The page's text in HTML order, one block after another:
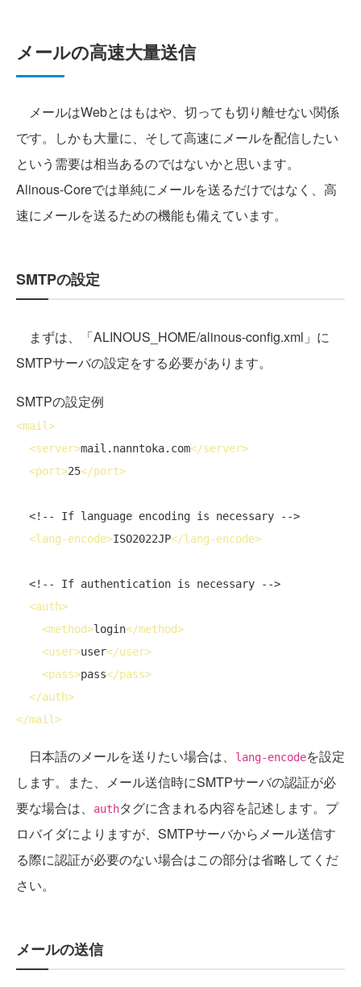
メールの高速大量送信
メールはWebとはもはや、切っても切り離せない関係
です。しかも大量に、そして高速にメールを配信したい
という需要は相当あるのではないかと思います。
Alinous-Coreでは単純にメールを送るだけではなく、高
速にメールを送るための機能も備えています。
SMTPの設定
まずは、「ALINOUS_HOME/alinous-config.xml」に
SMTPサーバの設定をする必要があります。
SMTPの設定例
<mail>
<server>mail.nanntoka.com</server>
<port>25</port>
<!-- If language encoding is necessary -->
<lang-encode>ISO2022JP</lang-encode>
<!-- If authentication is necessary -->
<auth>
<method>login</method>
<user>user</user>
<pass>pass</pass>
</auth>
</mail>
日本語のメールを送りたい場合は、 lang-encodeを設定
します。また、メール送信時にSMTPサーバの認証が必
要な場合は、
authタグに含まれる内容を記述します。プ
ロバイダによりますが、SMTPサーバからメール送信す
る際に認証が必要のない場合はこの部分は省略してくだ
さい。
メールの送信